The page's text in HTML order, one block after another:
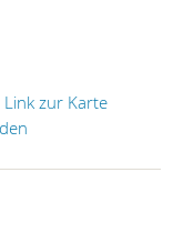
Link zur Karte